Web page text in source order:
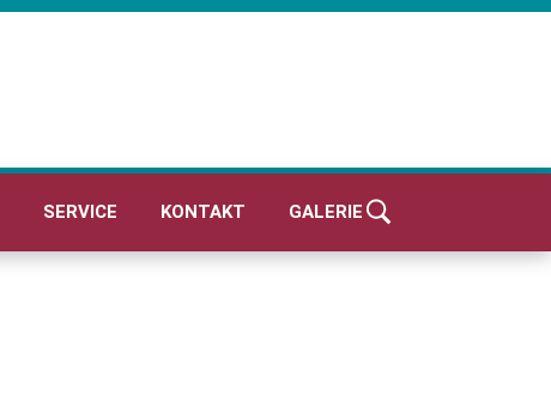
SERVICE KONTAKT GALERIE